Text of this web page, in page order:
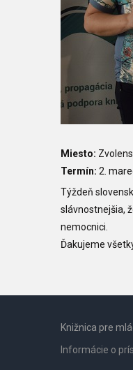
Miesto:
Termín: 2.
Týždeň
slávnostnejšia,
nemocnici.
Ďakujeme
Knižnica pre
Informácie o